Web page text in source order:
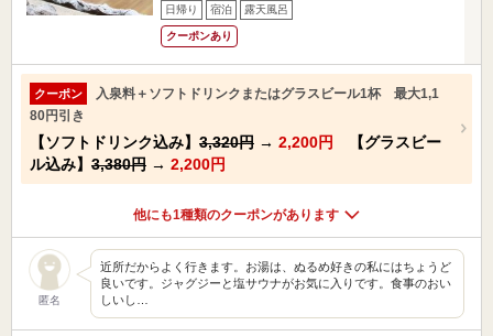
日帰り 宿泊 露天風呂
クーポンあり
クーポン
入泉料＋ソフトドリンクまたはグラスビール1杯 最大1,1
80円引き
【ソフトドリンク込み】 3,320円 → 2,200円
【グラスビー
ル込み】 3,380円 → 2,200円
他にも1種類のクーポンがあります
匿名
近所だからよく行きます。お湯は、ぬるめ好きの私にはちょうど
良いです。ジャグジーと塩サウナがお気に入りです。食事のおい
しいし…